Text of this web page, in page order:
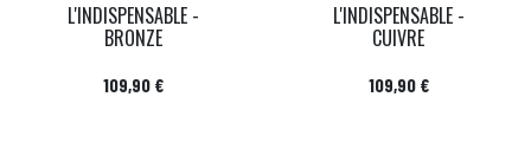
L'INDISPENSABLE -
BRONZE
Prix
109,90 €
L'INDISPENSABLE -
CUIVRE
Prix
109,90 €